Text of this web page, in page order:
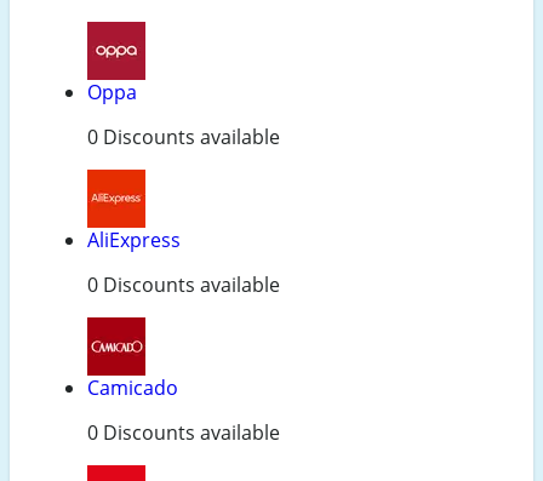
Oppa
0 Discounts available
AliExpress
0 Discounts available
Camicado
0 Discounts available